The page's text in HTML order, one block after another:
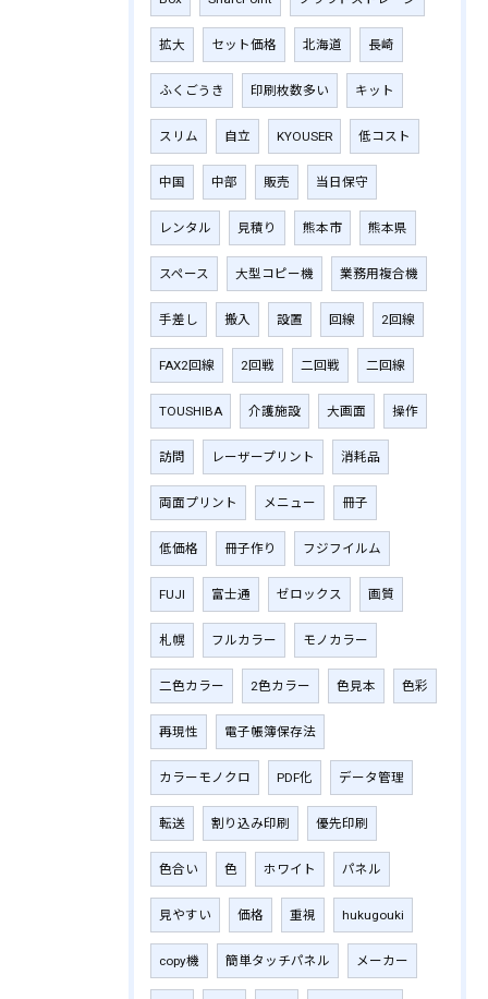
拡大 セット価格 北海道 長崎
ふくごうき 印刷枚数多い キット
スリム 自立 KYOUSER 低コスト
中国 中部 販売 当日保守
レンタル 見積り 熊本市 熊本県
スペース 大型コピー機 業務用複合機
手差し 搬入 設置 回線 2回線
FAX2回線 2回戦 二回戦 二回線
TOUSHIBA 介護施設 大画面 操作
訪問 レーザープリント 消耗品
両面プリント メニュー 冊子
低価格 冊子作り フジフイルム
FUJI 富士通 ゼロックス 画質
札幌 フルカラー モノカラー
二色カラー 2色カラー 色見本 色彩
再現性 電子帳簿保存法
カラーモノクロ PDF化 データ管理
転送 割り込み印刷 優先印刷
色合い 色 ホワイト パネル
見やすい 価格 重視 hukugouki
copy機 簡単タッチパネル メーカー